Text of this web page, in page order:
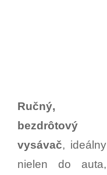
Ručný,
bezdrôtový
vysávač, ideálny
nielen do auta,